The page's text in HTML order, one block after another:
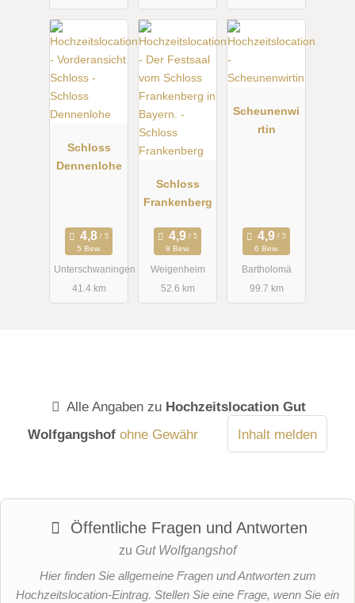
Schloss
Dennenlohe
5 Bew.
Unterschwaningen
41.4 km
Schloss
Frankenberg
9 Bew.
Weigenheim
52.6 km
Scheunenwi
rtin
6 Bew.
Bartholomä
99.7 km
Alle Angaben zu Hochzeitslocation Gut
Wolfgangshof ohne Gewähr Inhalt melden
Öffentliche Fragen und Antworten
zu Gut Wolfgangshof
Hier finden Sie allgemeine Fragen und Antworten zum
Hochzeitslocation-Eintrag. Stellen Sie eine Frage, wenn Sie ein